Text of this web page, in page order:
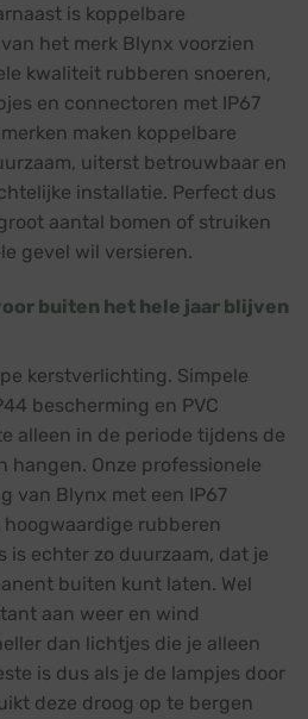
is koppelbare
het merk Blynx voorzien
kwaliteit rubberen snoeren,
en connectoren met IP67
maken koppelbare
uiterst betrouwbaar en
installatie. Perfect dus
aantal bomen of struiken
gevel wil versieren.
buiten het hele jaar blijven
kerstverlichting. Simpele
bescherming en PVC
alleen in de periode tijdens de
Onze professionele
van Blynx met een IP67
rubberen
is echter zo duurzaam, dat je
buiten kunt laten. Wel
aan weer en wind
dan lichtjes die je alleen
is dus als je de lampjes door
deze droog op te bergen